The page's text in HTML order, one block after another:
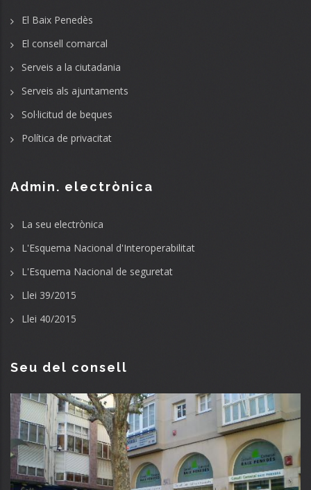
El Baix Penedès
El consell comarcal
Serveis a la ciutadania
Serveis als ajuntaments
Sol·licitud de beques
Política de privacitat
Admin. electrònica
La seu electrònica
L'Esquema Nacional d'Interoperabilitat
L'Esquema Nacional de seguretat
Llei 39/2015
Llei 40/2015
Seu del consell